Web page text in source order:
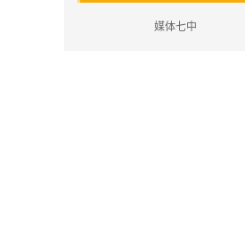
媒体七中